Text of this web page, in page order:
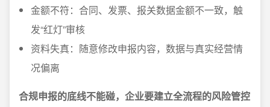
金额不符：合同、发票、报关数据金额不一致，触
发“红灯”审核
资料失真：随意修改申报内容，数据与真实经营情
况偏离
合规申报的底线不能碰，企业要建立全流程的风险管控